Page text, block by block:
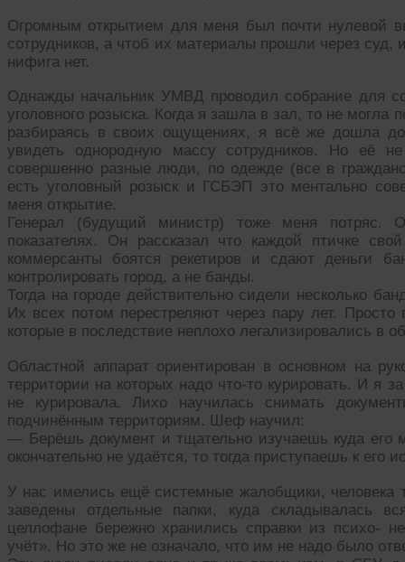
Огромным открытием для меня был почти нулевой
сотрудников, а чтоб их материалы прошли через суд,
нифига нет.
Однажды начальник УМВД проводил собрание для
уголовного розыска. Когда я зашла в зал, то не могла
разбираясь в своих ощущениях, я всё же дошла
увидеть однородную массу сотрудников. Но её
совершенно разные люди, по одежде (все в
есть уголовный розыск и ГСБЭП это ментально
меня открытие.
Генерал (будущий министр) тоже меня потряс.
показателях. Он рассказал что каждой птичке
коммерсанты боятся рекетиров и сдают
контролировать город, а не банды.
Тогда на городе действительно сидели несколько
Их всех потом перестреляют через пару лет.
которые в последствие неплохо легализировались в
Областной аппарат ориентирован в основном на
территории на которых надо что-то курировать. И я
не курировала. Лихо научилась снимать
подчинённым территориям. Шеф научил:
— Берёшь документ и тщательно изучаешь куда его
окончательно не удаётся, то тогда приступаешь к его
У нас имелись ещё системные жалобщики,
заведены отдельные папки, куда складывалась
целлофане бережно хранились справки из психо-
учёт». Но это же не означало, что им не надо было